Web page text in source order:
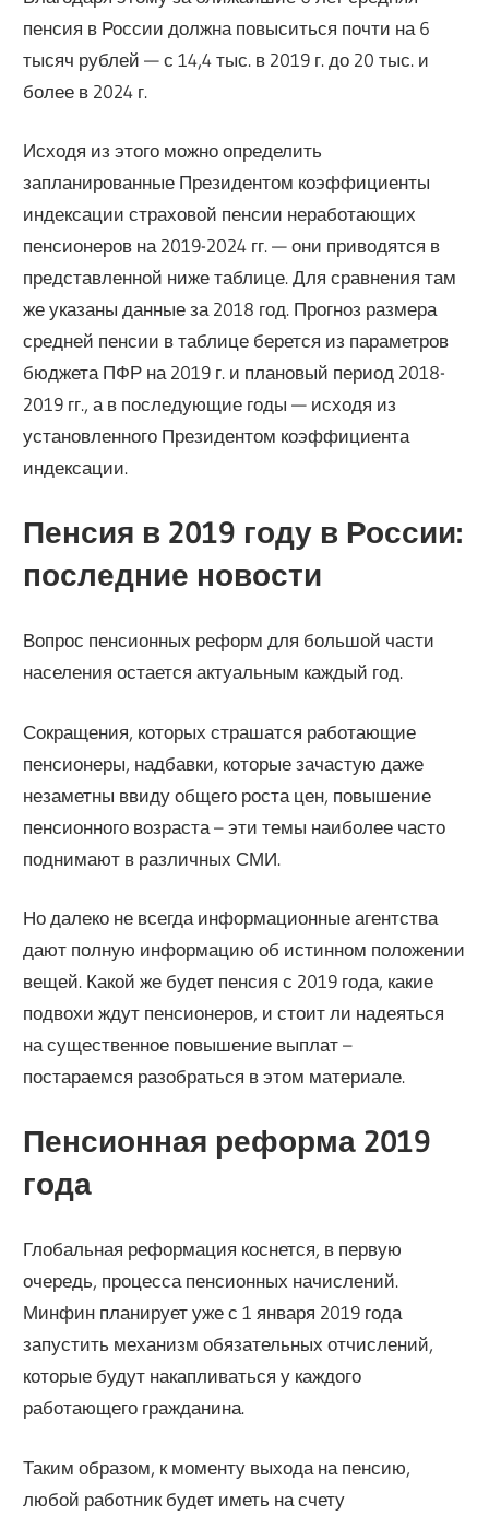
пенсия в России должна повыситься почти на 6
тысяч рублей — с 14,4 тыс. в 2019 г. до 20 тыс. и
более в 2024 г.
Исходя из этого можно определить
запланированные Президентом коэффициенты
индексации страховой пенсии неработающих
пенсионеров на 2019-2024 гг. — они приводятся в
представленной ниже таблице. Для сравнения там
же указаны данные за 2018 год. Прогноз размера
средней пенсии в таблице берется из параметров
бюджета ПФР на 2019 г. и плановый период 2018-
2019 гг., а в последующие годы — исходя из
установленного Президентом коэффициента
индексации.
Пенсия в 2019 году в России:
последние новости
Вопрос пенсионных реформ для большой части
населения остается актуальным каждый год.
Сокращения, которых страшатся работающие
пенсионеры, надбавки, которые зачастую даже
незаметны ввиду общего роста цен, повышение
пенсионного возраста – эти темы наиболее часто
поднимают в различных СМИ.
Но далеко не всегда информационные агентства
дают полную информацию об истинном положении
вещей. Какой же будет пенсия с 2019 года, какие
подвохи ждут пенсионеров, и стоит ли надеяться
на существенное повышение выплат –
постараемся разобраться в этом материале.
Пенсионная реформа 2019
года
Глобальная реформация коснется, в первую
очередь, процесса пенсионных начислений.
Минфин планирует уже с 1 января 2019 года
запустить механизм обязательных отчислений,
которые будут накапливаться у каждого
работающего гражданина.
Таким образом, к моменту выхода на пенсию,
любой работник будет иметь на счету